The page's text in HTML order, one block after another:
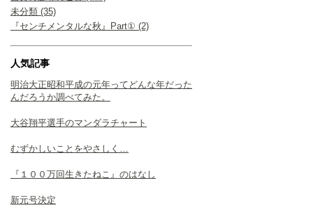
未分類 (35)
『センチメンタルな秋』Part① (2)
人気記事
明治大正昭和平成の元年ってどんな年だった
んだろうか調べてみた。
大谷翔平選手のマンダラチャート
むずかしいことをやさしく…
『１００万回生きたねこ』のはなし
新元号決定